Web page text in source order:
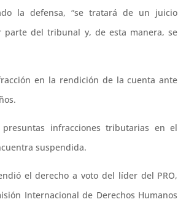
la defensa, “se tratará de un juicio
del tribunal y, de esta manera, se
en la rendición de la cuenta ante
infracciones tributarias en el
suspendida.
el derecho a voto del líder del PRO,
Internacional de Derechos Humanos